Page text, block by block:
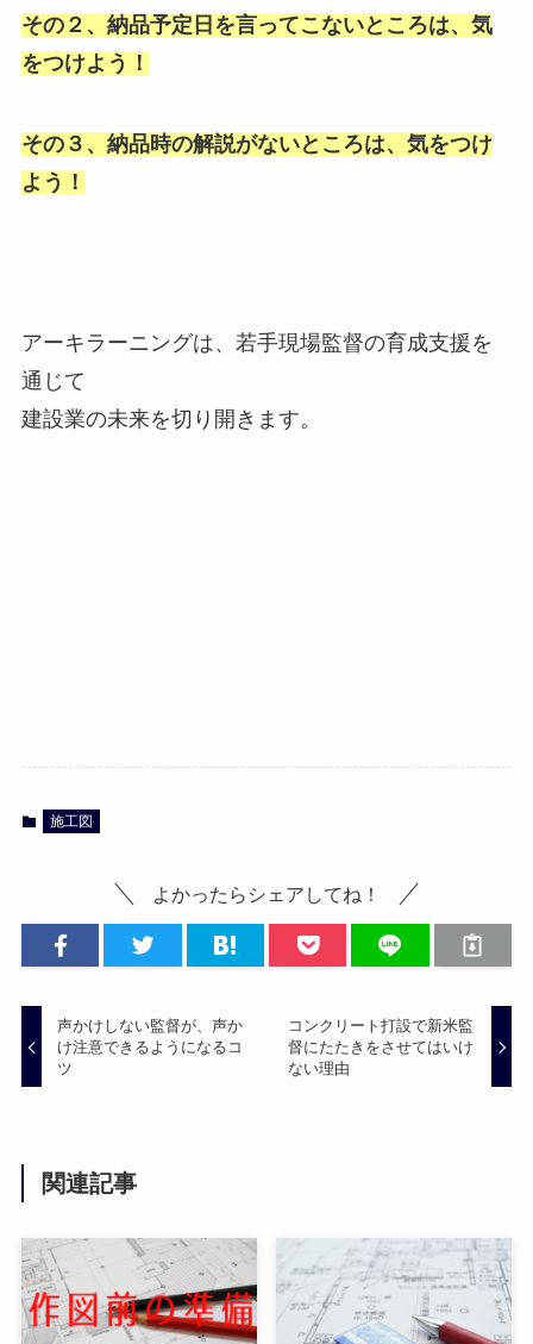
その２、納品予定日を言ってこないところは、気
をつけよう！
その３、納品時の解説がないところは、気をつけ
よう！
アーキラーニングは、若手現場監督の育成支援を
通じて
建設業の未来を切り開きます。
施工図
よかったらシェアしてね！
声かけしない監督が、声か
け注意できるようになるコ
ツ
コンクリート打設で新米監
督にたたきをさせてはいけ
ない理由
関連記事